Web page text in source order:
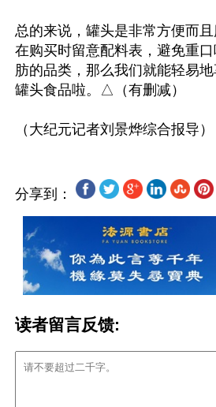
总的来说，罐头是非常方便而
在购买时留意配料表，避免重
肪的品类，那么我们就能轻易
罐头食品啦。△（有删减）
分享到：
读者留言反馈: